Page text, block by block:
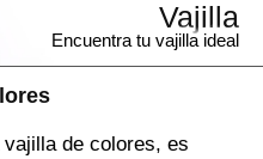
Vajilla
Encuentra tu vajilla ideal
de colores, es